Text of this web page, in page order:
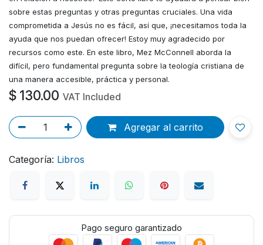
sobre estas preguntas y otras preguntas cruciales. Una vida
comprometida a Jesús no es fácil, así que, ¡necesitamos toda la
ayuda que nos puedan ofrecer! Estoy muy agradecido por
recursos como este. En este libro, Mez McConnell aborda la
difícil, pero fundamental pregunta sobre la teología cristiana de
una manera accesible, práctica y personal.
$ 130.00 VAT Included
Agregar al carrito
Categoría: Libros
Pago seguro garantizado